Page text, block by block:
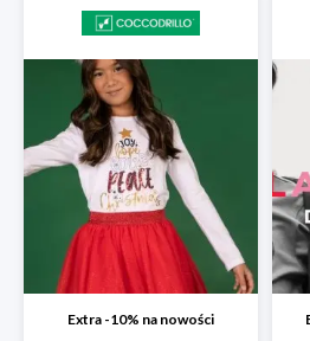
Extra -10% na nowości